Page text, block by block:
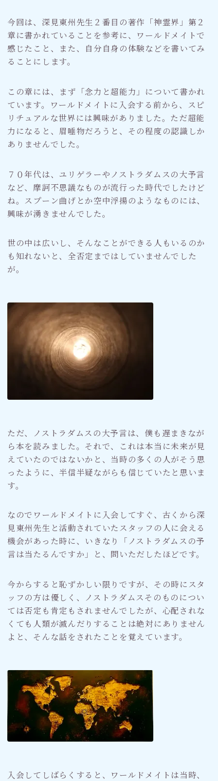
今回は、深見東州先生２番目の著作「神霊界」第２
章に書かれていることを参考に、ワールドメイトで
感じたこと、また、自分自身の体験などを書いてみ
ることにします。
この章には、まず「念力と超能力」について書かれ
ています。ワールドメイトに入会する前から、スピ
リチュアルな世界には興味がありました。ただ超能
力になると、眉唾物だろうと、その程度の認識しか
ありませんでした。
７０年代は、ユリゲラーやノストラダムスの大予言
など、摩訶不思議なものが流行った時代でしたけど
ね。スプーン曲げとか空中浮揚のようなものには、
興味が湧きませんでした。
世の中は広いし、そんなことができる人もいるのか
も知れないと、全否定まではしていませんでした
が。
ただ、ノストラダムスの大予言は、僕も遅まきなが
ら本を読みました。それで、これは本当に未来が見
えていたのではないかと、当時の多くの人がそう思
ったように、半信半疑ながらも信じていたと思いま
す。
なのでワールドメイトに入会してすぐ、古くから深
見東州先生と活動されていたスタッフの人に会える
機会があった時に、いきなり「ノストラダムスの予
言は当たるんですか」と、問いただしたほどです。
今からすると恥ずかしい限りですが、その時にスタ
ッフの方は優しく、ノストラダムスそのものについ
ては否定も肯定もされませんでしたが、心配されな
くても人類が滅んだりすることは絶対にありません
よと、そんな話をされたことを覚えています。
入会してしばらくすると、ワールドメイトは当時、